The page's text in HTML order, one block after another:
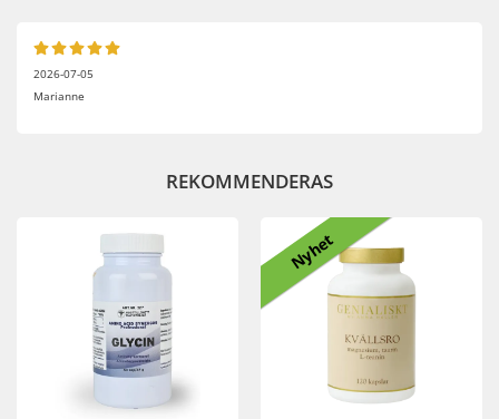
2026-07-05
Marianne
REKOMMENDERAS
Nyhet